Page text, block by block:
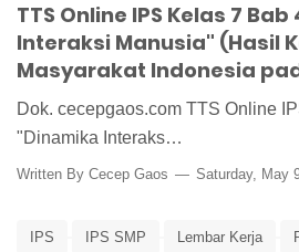
TTS Online IPS Kelas 7
Interaksi Manusia" (Hasil
Masyarakat Indonesia
Dok. cecepgaos.com TTS Online
"Dinamika Interaks…
Written By Cecep Gaos Saturday, May
IPS IPS SMP Lembar Kerja